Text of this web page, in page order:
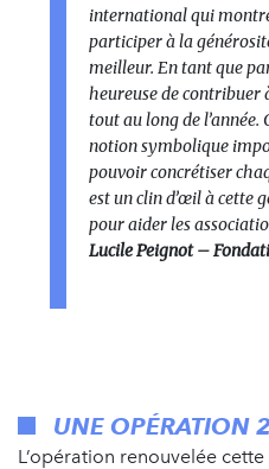
international qui
participer à la
meilleur. En tant que
heureuse de contribuer
tout au long de
notion symbolique
pouvoir concrétiser
est un clin d’œil à cette
pour aider les
Lucile Peignot –
UNE OPÉRATION
L’opération renouvelée